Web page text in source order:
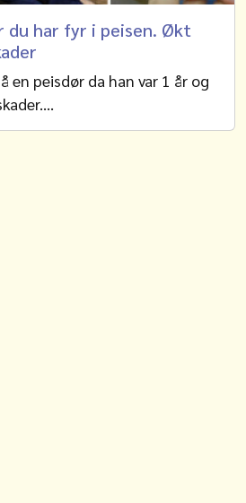
har fyr i peisen. Økt
en peisdør da han var 1 år og